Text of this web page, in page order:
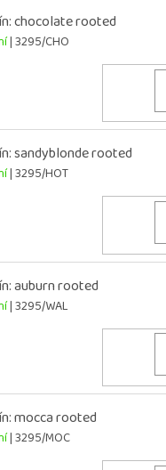
chocolate rooted
| 3295/CHO
sandyblonde rooted
| 3295/HOT
auburn rooted
| 3295/WAL
mocca rooted
| 3295/MOC